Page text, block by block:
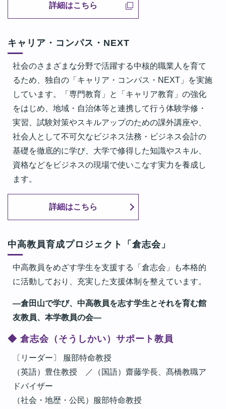
詳細はこちら
キャリア・コンパス・NEXT
社会のさまざまな分野で活躍する中核的職業人を育て
るため、独自の「キャリア・コンパス・NEXT」を実施
しています。「専門教育」と「キャリア教育」の強化
をはじめ、地域・自治体等と連携して行う体験学修・
実習、試験対策やスキルアップのための課外講座や、
社会人として不可欠なビジネス法務・ビジネス会計の
基礎を徹底的に学び、大学で修得した知識やスキル、
資格などをビジネスの現場で使いこなす実力を養成し
ます。
詳細はこちら
中高教員育成プロジェクト「倉志会」
中高教員をめざす学生を支援する「倉志会」も本格的
に活動しており、充実した支援体制を整えています。
―倉田山で学び、中高教員を志す学生とそれを育む館
友教員、本学教員の会―
◆ 倉志会（そうしかい）サポート教員
〔リーダー〕 服部特命教授
（英語）豊住教授 ／（国語）齋藤学長、髙橋教職ア
ドバイザー
（社会・地歴・公民）服部特命教授